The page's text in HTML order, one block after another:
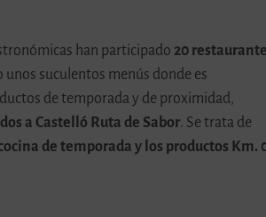
han participado 20
unos suculentos menús donde es
de temporada y de proximidad,
a Castelló Ruta de Sabor. Se trata de
de temporada y los productos Km.